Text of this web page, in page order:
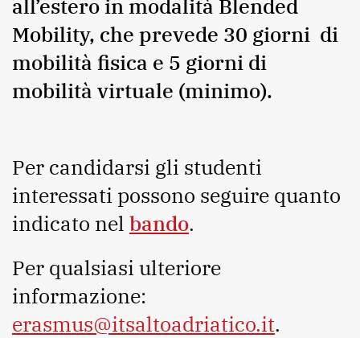
all’estero in modalità Blended
Mobility, che prevede 30 giorni di
mobilità fisica e 5 giorni di
mobilità virtuale (minimo).
Per candidarsi gli studenti
interessati possono seguire quanto
indicato nel bando.
Per qualsiasi ulteriore
informazione:
erasmus@itsaltoadriatico.it.